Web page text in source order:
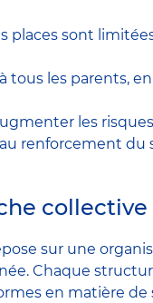
places sont
tous les parents,
les
renforcement
collective
sur une
Chaque
en matière